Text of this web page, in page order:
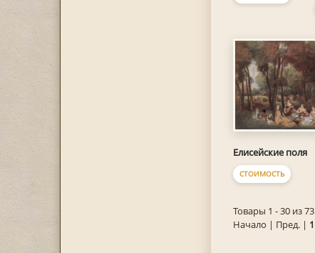
Елисейские поля
СТОИМОСТЬ
Товары 1 - 30 из 73
Начало | Пред. | 1